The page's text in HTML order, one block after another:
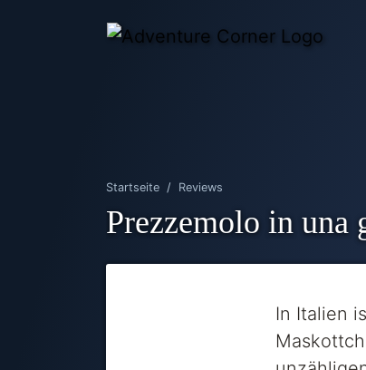
Startseite Reviews
Prezzemolo in una
In Italien